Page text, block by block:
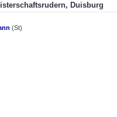
Duisburg
(St)